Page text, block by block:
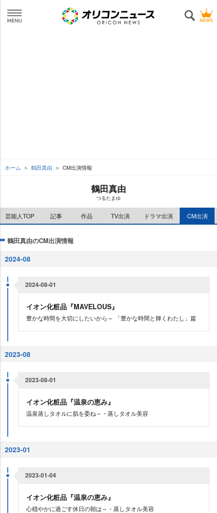
ホーム 鶴田真由 CM出演情報
鶴田真由
つるたまゆ
芸能人TOP 記事 作品 TV出演 ドラマ出演 CM出演
鶴田真由のCM出演情報
2024-08
2024-08-01
イオン化粧品『MAVELOUS』
豊かな時間を大切にしたいから～ 「豊かな時間と輝くわたし」篇
2023-08
2023-08-01
イオン化粧品『温泉の恵み』
温泉蒸しタオルに肌を委ね～・蒸しタオル美容
2023-01
2023-01-04
イオン化粧品『温泉の恵み』
心穏やかに過ごす休日の朝は～・蒸しタオル美容